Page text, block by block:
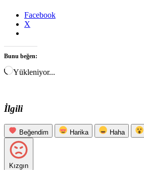
Facebook
X
Bunu beğen:
Yükleniyor...
İlgili
Beğendim Harika Haha
Kızgın